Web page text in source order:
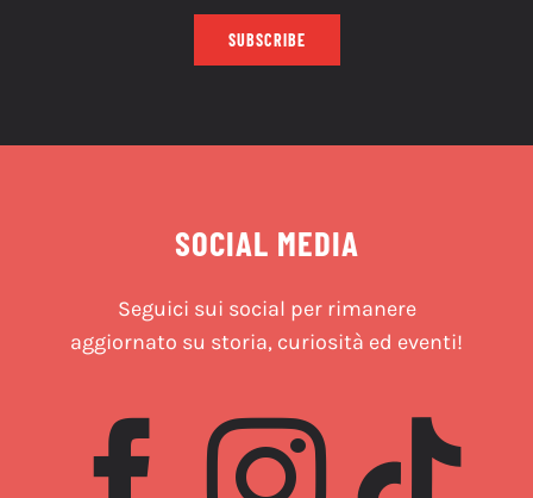
SUBSCRIBE
SOCIAL MEDIA
Seguici sui social per rimanere
aggiornato su storia, curiosità ed eventi!